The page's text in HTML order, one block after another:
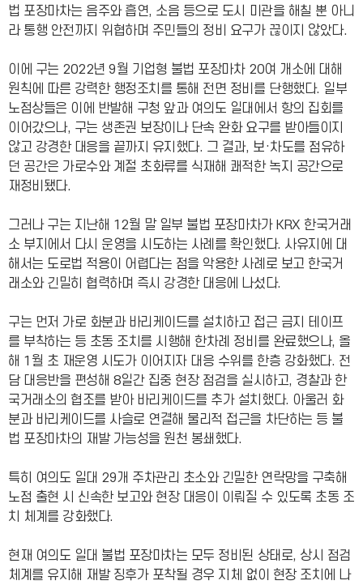
법 포장마차는 음주와 흡연, 소음 등으로 도시 미관을 해칠 뿐 아니
라 통행 안전까지 위협하며 주민들의 정비 요구가 끊이지 않았다.
이에 구는 2022년 9월 기업형 불법 포장마차 20여 개소에 대해
원칙에 따른 강력한 행정조치를 통해 전면 정비를 단행했다. 일부
노점상들은 이에 반발해 구청 앞과 여의도 일대에서 항의 집회를
이어갔으나, 구는 생존권 보장이나 단속 완화 요구를 받아들이지
않고 강경한 대응을 끝까지 유지했다. 그 결과, 보·차도를 점유하
던 공간은 가로수와 계절 초화류를 식재해 쾌적한 녹지 공간으로
재정비됐다.
그러나 구는 지난해 12월 말 일부 불법 포장마차가 KRX 한국거래
소 부지에서 다시 운영을 시도하는 사례를 확인했다. 사유지에 대
해서는 도로법 적용이 어렵다는 점을 악용한 사례로 보고 한국거
래소와 긴밀히 협력하며 즉시 강경한 대응에 나섰다.
구는 먼저 가로 화분과 바리케이드를 설치하고 접근 금지 테이프
를 부착하는 등 초동 조치를 시행해 한차례 정비를 완료했으나, 올
해 1월 초 재운영 시도가 이어지자 대응 수위를 한층 강화했다. 전
담 대응반을 편성해 8일간 집중 현장 점검을 실시하고, 경찰과 한
국거래소의 협조를 받아 바리케이드를 추가 설치했다. 아울러 화
분과 바리케이드를 사슬로 연결해 물리적 접근을 차단하는 등 불
법 포장마차의 재발 가능성을 원천 봉쇄했다.
특히 여의도 일대 29개 주차관리 초소와 긴밀한 연락망을 구축해
노점 출현 시 신속한 보고와 현장 대응이 이뤄질 수 있도록 초동 조
치 체계를 강화했다.
현재 여의도 일대 불법 포장마차는 모두 정비된 상태로, 상시 점검
체계를 유지해 재발 징후가 포착될 경우 지체 없이 현장 조치에 나